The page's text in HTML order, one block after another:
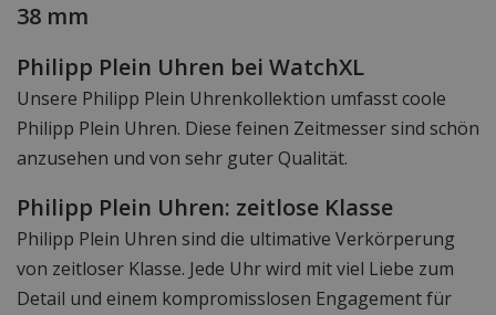
38 mm
Philipp Plein Uhren bei WatchXL
Unsere Philipp Plein Uhrenkollektion umfasst coole
Philipp Plein Uhren. Diese feinen Zeitmesser sind schön
anzusehen und von sehr guter Qualität.
Philipp Plein Uhren: zeitlose Klasse
Philipp Plein Uhren sind die ultimative Verkörperung
von zeitloser Klasse. Jede Uhr wird mit viel Liebe zum
Detail und einem kompromisslosen Engagement für